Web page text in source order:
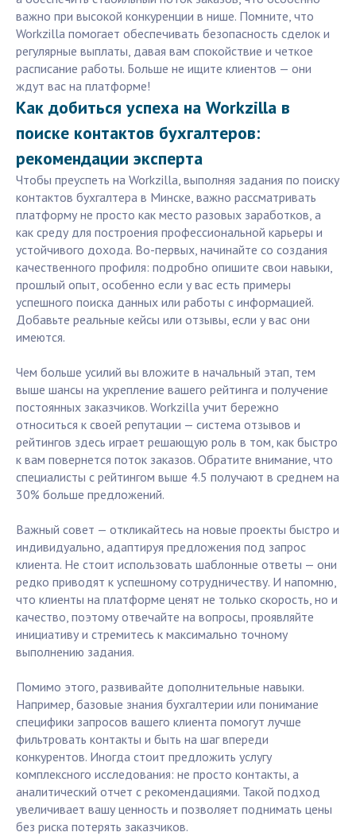
важно при высокой конкуренции в нише. Помните, что
Workzilla помогает обеспечивать безопасность сделок и
регулярные выплаты, давая вам спокойствие и четкое
расписание работы. Больше не ищите клиентов — они
ждут вас на платформе!
Как добиться успеха на Workzilla в
поиске контактов бухгалтеров:
рекомендации эксперта
Чтобы преуспеть на Workzilla, выполняя задания по поиску
контактов бухгалтера в Минске, важно рассматривать
платформу не просто как место разовых заработков, а
как среду для построения профессиональной карьеры и
устойчивого дохода. Во-первых, начинайте со создания
качественного профиля: подробно опишите свои навыки,
прошлый опыт, особенно если у вас есть примеры
успешного поиска данных или работы с информацией.
Добавьте реальные кейсы или отзывы, если у вас они
имеются.
Чем больше усилий вы вложите в начальный этап, тем
выше шансы на укрепление вашего рейтинга и получение
постоянных заказчиков. Workzilla учит бережно
относиться к своей репутации — система отзывов и
рейтингов здесь играет решающую роль в том, как быстро
к вам повернется поток заказов. Обратите внимание, что
специалисты с рейтингом выше 4.5 получают в среднем на
30% больше предложений.
Важный совет — откликайтесь на новые проекты быстро и
индивидуально, адаптируя предложения под запрос
клиента. Не стоит использовать шаблонные ответы — они
редко приводят к успешному сотрудничеству. И напомню,
что клиенты на платформе ценят не только скорость, но и
качество, поэтому отвечайте на вопросы, проявляйте
инициативу и стремитесь к максимально точному
выполнению задания.
Помимо этого, развивайте дополнительные навыки.
Например, базовые знания бухгалтерии или понимание
специфики запросов вашего клиента помогут лучше
фильтровать контакты и быть на шаг впереди
конкурентов. Иногда стоит предложить услугу
комплексного исследования: не просто контакты, а
аналитический отчет с рекомендациями. Такой подход
увеличивает вашу ценность и позволяет поднимать цены
без риска потерять заказчиков.